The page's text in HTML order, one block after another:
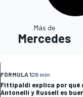
Más de
Mercedes
FÓRMULA 126 min
Fittipaldi explica por qué
Antonelli y Russell es